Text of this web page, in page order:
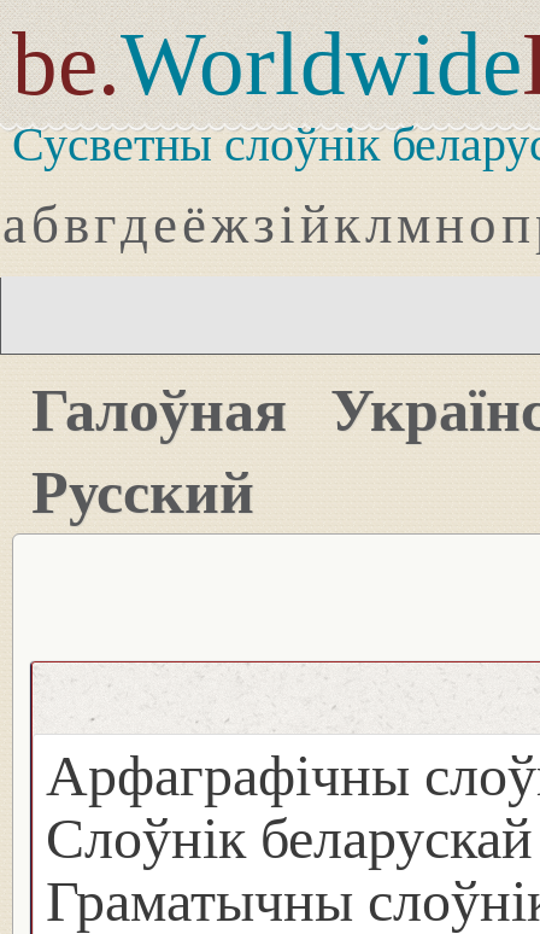
be.Worldwide
Сусветны слоўнік
абвгдеёжзійклмноп
Галоўная
Русский
Арфаграфічны
Слоўнік
Граматычны